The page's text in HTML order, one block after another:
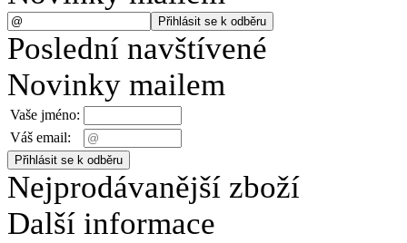
Poslední navštívené
Novinky mailem
Vaše jméno:
Váš email:
Nejprodávanější zboží
Další informace